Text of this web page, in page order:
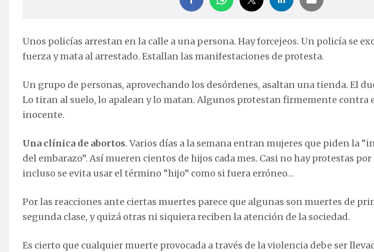
Unos policías arrestan en la calle a una persona. Hay forcejeos. Un policía se
fuerza y mata al arrestado. Estallan las manifestaciones de protesta.
Un grupo de personas, aprovechando los desórdenes, asaltan una tienda. El
Lo tiran al suelo, lo apalean y lo matan. Algunos protestan firmemente contra
inocente.
Una clínica de abortos. Varios días a la semana entran mujeres que piden la
del embarazo”. Así mueren cientos de hijos cada mes. Casi no hay protestas
incluso se evita usar el término “hijo” como si fuera erróneo…
Por las reacciones ante ciertas muertes parece que algunas son muertes de
segunda clase, y quizá otras ni siquiera reciben la atención de la sociedad.
Es cierto que cualquier muerte provocada a través de la violencia debe ser